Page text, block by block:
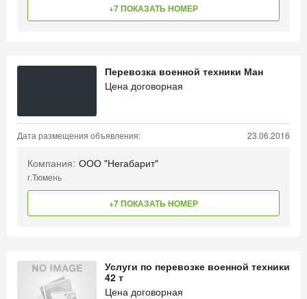
+7 ПОКАЗАТЬ НОМЕР
Перевозка военной техники Ман
Цена договорная
Дата размещения объявления: 23.06.2016
Компания: ООО "Негабарит"
г.Тюмень
+7 ПОКАЗАТЬ НОМЕР
Услуги по перевозке военной техники
42 т
Цена договорная